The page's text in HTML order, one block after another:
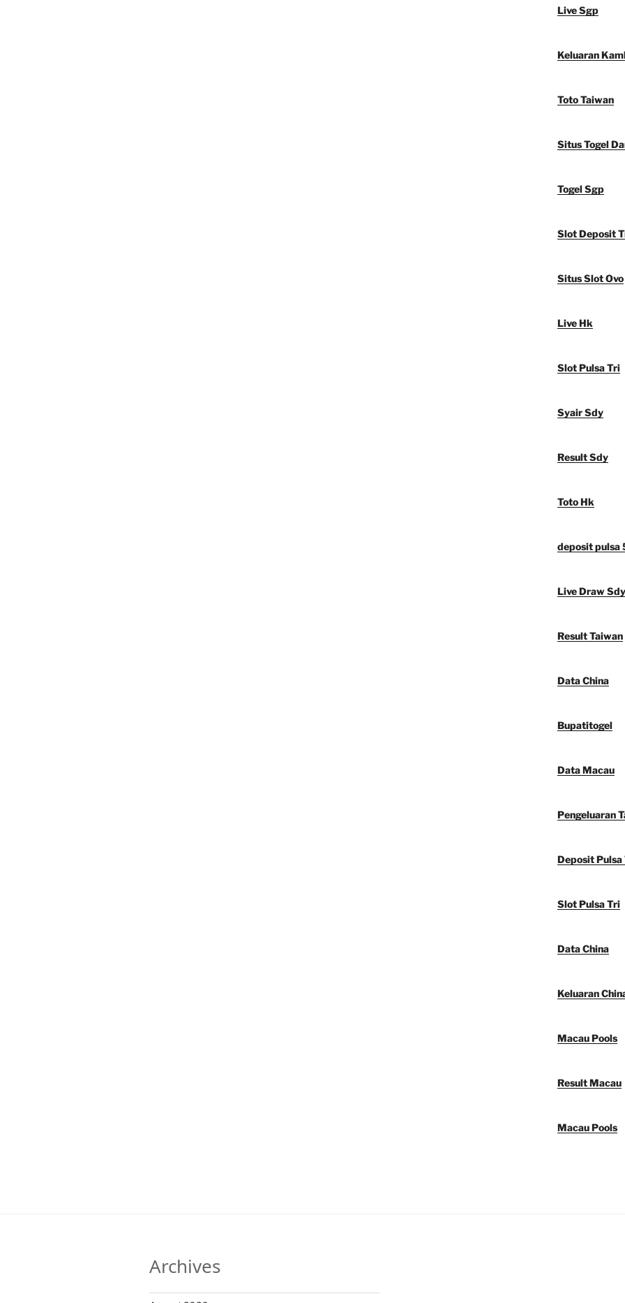
Live Sgp
Keluaran
Toto Taiwan
Situs Togel
Togel Sgp
Slot Deposit
Situs Slot Ovo
Live Hk
Slot Pulsa Tri
Syair Sdy
Result Sdy
Toto Hk
deposit pulsa
Live Draw Sdy
Result Taiwan
Data China
Bupatitogel
Data Macau
Pengeluaran
Deposit Pulsa
Slot Pulsa Tri
Data China
Keluaran
Macau Pools
Result Macau
Macau Pools
Archives